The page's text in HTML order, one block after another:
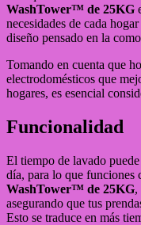
WashTower™ de 25KG
necesidades de cada
diseño pensado en la
Tomando en cuenta que
electrodomésticos que
hogares, es esencial
Funcionalidad
El tiempo de lavado
día, para lo que funciones
WashTower™ de 25KG,
asegurando que tus
Esto se traduce en más